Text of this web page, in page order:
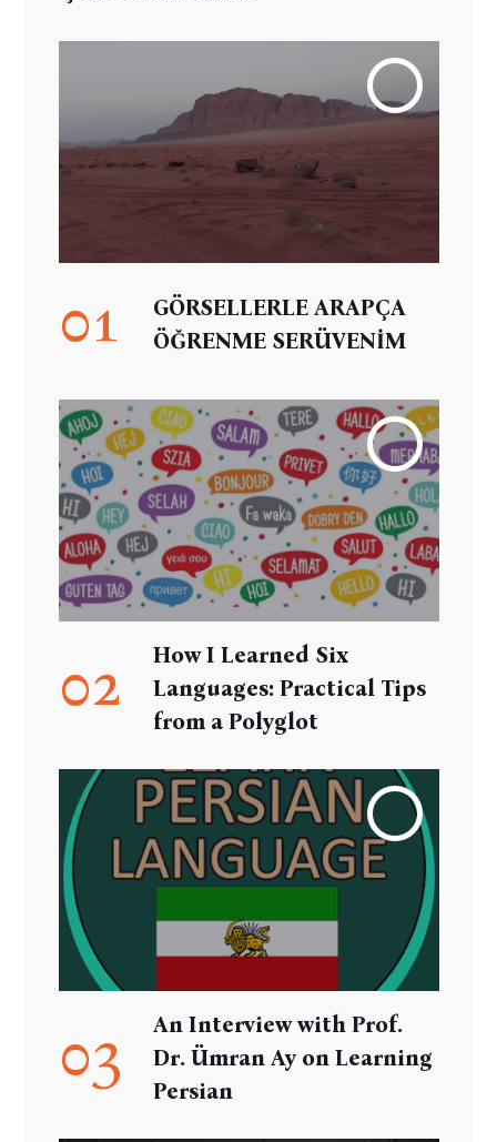
01
GÖRSELLERLE ARAPÇA
ÖĞRENME SERÜVENİM
02
How I Learned Six
Languages: Practical Tips
from a Polyglot
03
An Interview with Prof.
Dr. Ümran Ay on Learning
Persian